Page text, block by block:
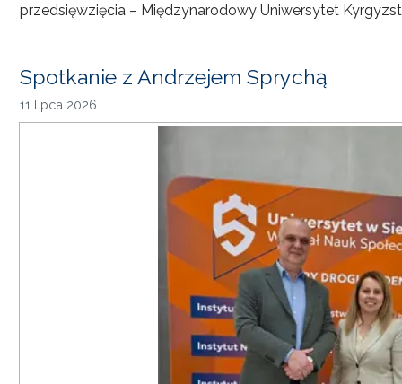
przedsięwzięcia – Międzynarodowy Uniwersytet
Spotkanie z Andrzejem Sprychą
11 lipca 2026